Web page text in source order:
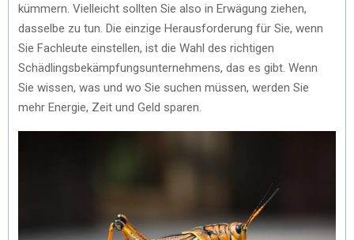
kümmern. Vielleicht sollten Sie also in Erwägung ziehen,
dasselbe zu tun. Die einzige Herausforderung für Sie, wenn
Sie Fachleute einstellen, ist die Wahl des richtigen
Schädlingsbekämpfungsunternehmens, das es gibt. Wenn
Sie wissen, was und wo Sie suchen müssen, werden Sie
mehr Energie, Zeit und Geld sparen.